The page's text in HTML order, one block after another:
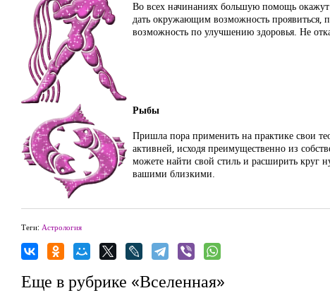
Во всех начинаниях большую помощь окажут
дать окружающим возможность проявиться,
возможность по улучшению здоровья. Не
Рыбы
Пришла пора применить на практике свои
активней, исходя преимущественно из
можете найти свой стиль и расширить круг
вашими близкими.
Теги: Астрология
Еще в рубрике «Вселенная»